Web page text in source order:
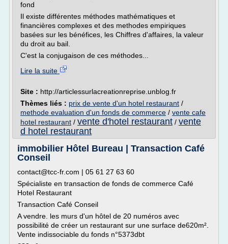
fond
Il existe différentes méthodes mathématiques et
financières complexes et des methodes empiriques
basées sur les bénéfices, les Chiffres d'affaires, la valeur
du droit au bail.
C'est la conjugaison de ces méthodes...
Lire la suite
Site : http://articlessurlacreationreprise.unblog.fr
Thèmes liés : prix de vente d'un hotel restaurant /
methode evaluation d'un fonds de commerce / vente cafe
hotel restaurant / vente d'hotel restaurant / vente
d hotel restaurant
immobilier Hôtel Bureau | Transaction Café
Conseil
contact@tcc-fr.com | 05 61 27 63 60
Spécialiste en transaction de fonds de commerce Café
Hotel Restaurant
Transaction Café Conseil
A vendre. les murs d'un hôtel de 20 numéros avec
possibilité de créer un restaurant sur une surface de620m².
Vente indissociable du fonds n°5373dbt